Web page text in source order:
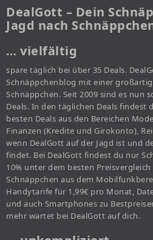
DealGott – Dein
Jagd nach
… vielfältig
spare täglich bei über 35 Deals.
Schnäppchenblog mit einer
Schnäppchen. Seit 2009 sind es nun
Deals. In den täglichen Deals findest
besten Deals aus den Bereichen
Finanzen (Kredite und Girokonto),
wenn DealGott auf der Jagd ist und
findet. Bei DealGott findest du nur
10% unter dem besten
Schnäppchen aus dem
Handytarife für 1,99€ pro Monat,
und auch Smartphones zu
mehr wartet bei DealGott auf dich.